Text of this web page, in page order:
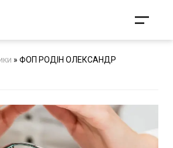
» ФОП РОДІН ОЛЕКСАНДР